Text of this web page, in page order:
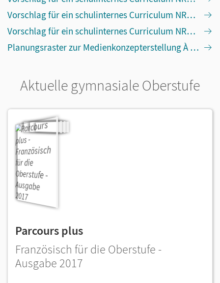
Vorschlag für ein schulinternes Curriculum NRW für À plus ! Band 3+4
Vorschlag für ein schulinternes Curriculum NRW für À plus ! Band Charnières
Planungsraster zur Medienkonzepterstellung À plus ! Band 1-4
Aktuelle gymnasiale Oberstufe
Parcours plus
Französisch für die Oberstufe -
Ausgabe 2017